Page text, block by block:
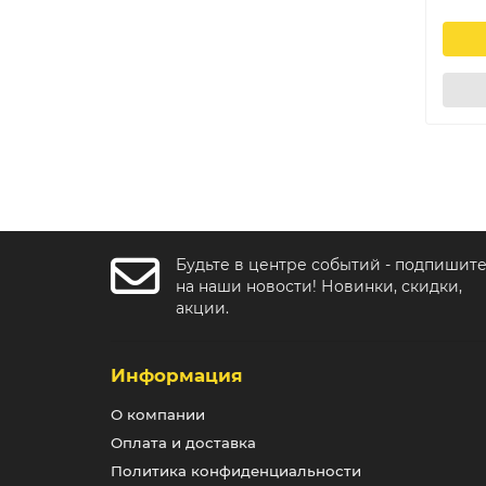
Будьте в центре событий -
на наши новости! Новинки, скидки,
акции.
Информация
О компании
Оплата и доставка
Политика конфиденциальности